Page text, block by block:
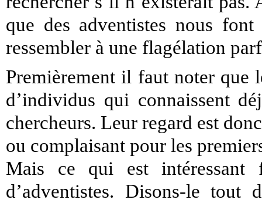
que des adventistes nous
ressembler à une flagélation
Premièrement il faut noter que
d’individus qui connaissent
chercheurs. Leur regard est
ou complaisant pour les
Mais ce qui est intéressant
d’adventistes. Disons-le